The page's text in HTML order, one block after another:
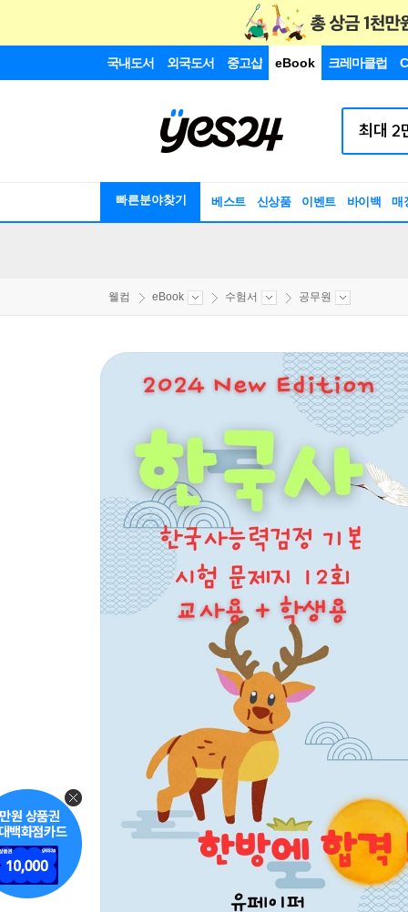
국내도서 외국도서 중고샵 eBook 크레마클럽
빠른분야찾기 베스트 신상품 이벤트 바이백 매
웰컴 eBook 수험서 공무원